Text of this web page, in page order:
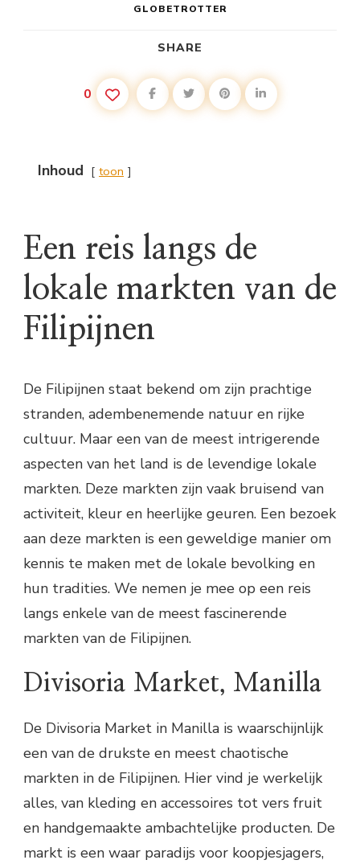
GLOBETROTTER
SHARE
0
Inhoud toon
Een reis langs de
lokale markten van de
Filipijnen
De Filipijnen staat bekend om zijn prachtige
stranden, adembenemende natuur en rijke
cultuur. Maar een van de meest intrigerende
aspecten van het land is de levendige lokale
markten. Deze markten zijn vaak bruisend van
activiteit, kleur en heerlijke geuren. Een bezoek
aan deze markten is een geweldige manier om
kennis te maken met de lokale bevolking en
hun tradities. We nemen je mee op een reis
langs enkele van de meest fascinerende
markten van de Filipijnen.
Divisoria Market, Manilla
De Divisoria Market in Manilla is waarschijnlijk
een van de drukste en meest chaotische
markten in de Filipijnen. Hier vind je werkelijk
alles, van kleding en accessoires tot vers fruit
en handgemaakte ambachtelijke producten. De
markt is een waar paradijs voor koopjesjagers,